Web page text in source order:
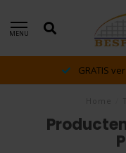
MENU
vanaf €65,- binnen NL